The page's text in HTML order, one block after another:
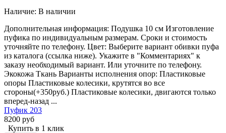
Наличие: В наличии
Дополнительная информация: Подушка 10 см Изготовление
пуфика по индивидуальным размерам. Сроки и стоимость
уточняйте по телефону. Цвет: Выберите вариант обивки пуфа
из каталога (ссылка ниже). Укажите в "Комментариях" к
заказу необходимый вариант. Или уточните по телефону.
Экокожа Ткань Варианты исполнения опор: Пластиковые
опоры Пластиковые колесики, крутятся во все
стороны(+350руб.) Пластиковые колесики, двигаются только
вперед-назад ...
Пуфик 203
8200 руб
Купить в 1 клик